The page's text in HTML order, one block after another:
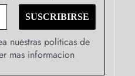
nuestras politicas de
mas informacion